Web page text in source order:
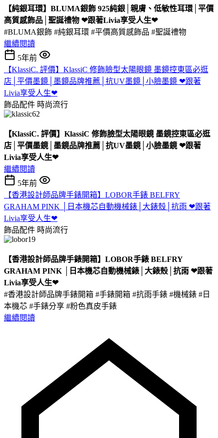
【純銀耳環】BLUMA銀飾 925純銀│親膚、低敏性耳環│平價
高質感飾品│聖誕禮物 ❤跟著Livia享受人生❤
#BLUMA銀飾 #純銀耳環 #平價高質感飾品 #聖誕禮物
繼續閱讀
5年前
【KlassiC. 評價】KlassiC 修飾臉型太陽眼鏡 墨鏡控東區必逛
店│平價墨鏡│墨鏡品牌推薦│抗UV墨鏡│小臉墨鏡 ❤跟著
Livia享受人生❤
飾品配件 時尚流行
【KlassiC. 評價】KlassiC 修飾臉型太陽眼鏡 墨鏡控東區必逛
店│平價墨鏡│墨鏡品牌推薦│抗UV墨鏡│小臉墨鏡 ❤跟著
Livia享受人生❤
繼續閱讀
5年前
【香港設計師品牌手錶開箱】LOBOR手錶 BELFRY
GRAHAM PINK │日本機芯自動機械錶│大錶殼│抗雨 ❤跟著
Livia享受人生❤
飾品配件 時尚流行
【香港設計師品牌手錶開箱】LOBOR手錶 BELFRY
GRAHAM PINK │日本機芯自動機械錶│大錶殼│抗雨 ❤跟著
Livia享受人生❤
#香港設計師品牌手錶開箱 #手錶開箱 #抗雨手錶 #機械錶 #日
本機芯 #手錶分享 #粉色真皮手錶
繼續閱讀